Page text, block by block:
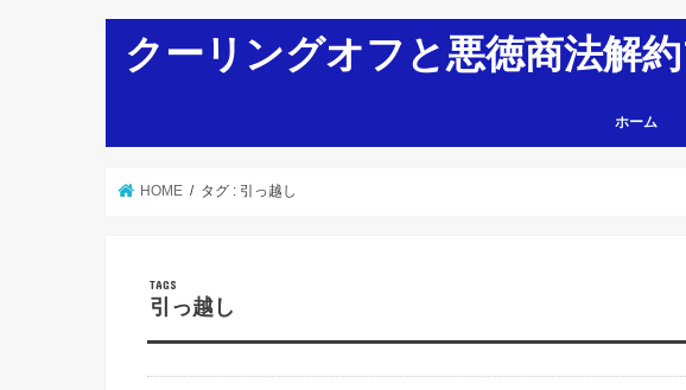
クーリングオフと悪徳商法解
ホーム
HOME タグ : 引っ越し
引っ越し